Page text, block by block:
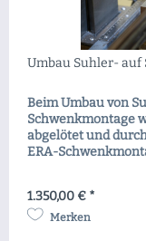
Umbau Suhler- auf
Beim Umbau von
Schwenkmontage
abgelötet und
ERA-
vorderen
neues Zielfernrohr
1.350,00 € *
Merken